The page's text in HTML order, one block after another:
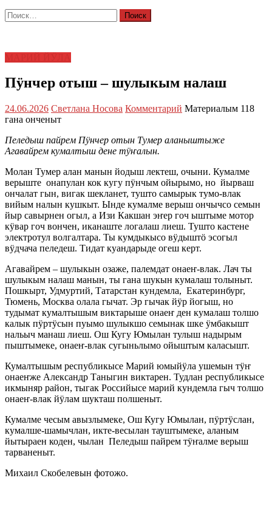
Найти:
Пӱнчер отыш – шулыкым налаш
24.06.2026 Светлана Носова Комментарий Материалым 118
гана онченыт
Пеледыш пайрем Пӱнчер отын Тумер аланыштыже
Агавайрем кумалтыш дене тӱҥалын.
Молан Тумер алан манын йодыш лектеш, очыни. Кумалме
верыште онапулан кок кугу пӱнчым ойырымо, но йырваш
ончалат гын, вигак шекланет, тушто самырык тумо-влак
вийым налын кушкыт. Ынде кумалме верыш ончычсо семын
йыр савырнен огыл, а Изи Какшан эҥер гоч ыштыме мотор
кӱвар гоч вончен, иканаште логалаш лиеш. Тушто кастене
электротул волгалтара. Ты кумдыкысо вӱдыштӧ эсогыл
вӱдчача пеледеш. Тидат куандарыде огеш керт.
Агавайрем – шулыкын озаже, палемдат онаеҥ-влак. Лач ты
шулыкым налаш манын, ты гана шукын кумалаш толыныт.
Пошкырт, Удмуртий, Татарстан кундемла, Екатеринбург,
Тюмень, Москва олала гычат. Эр гычак йӱр йогыш, но
тудымат кумалтышым виктарыше онаеҥ ден кумалаш толшо
калык пӱртӱсын пуымо шулыкшо семынак шке ӱмбакышт
нальыч манаш лиеш. Ош Кугу Юмылан тулыш надырым
пыштымеке, онаеҥ-влак сугыньлымо ойыштым каласышт.
Кумалтышым республикысе Марий юмыйӱла ушемын тӱҥ
онаеҥже Александр Таныгин виктарен. Тудлан республикысе
икмыняр район, тыгак Российысе марий кундемла гыч толшо
онаеҥ-влак йӱлам шукташ полшеныт.
Кумалме чесым авызлымеке, Ош Кугу Юмылан, пӱртӱслан,
кумалше-шамычлан, икте-весылан тауштымеке, аланым
йытыраен коден, чылан Пеледыш пайрем тӱҥалме верыш
тарваненыт.
Михаил Скобелевын фотожо.